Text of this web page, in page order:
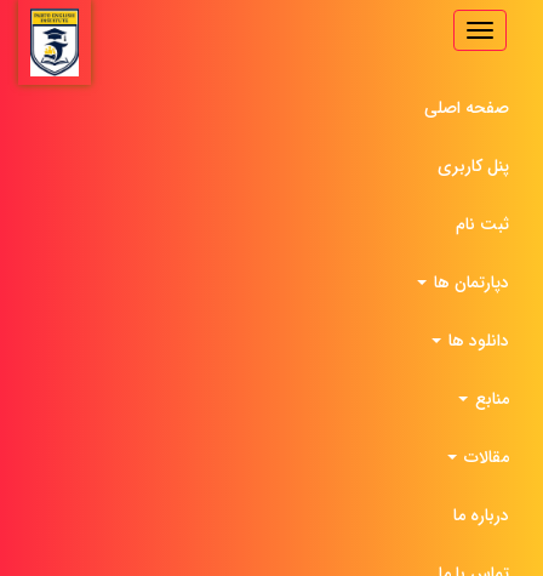
Toggle
navigation
صفحه اصلی
پنل کاربری
ثبت نام
دپارتمان ها
دانلود ها
منابع
مقالات
درباره ما